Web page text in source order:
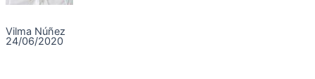
Vilma Núñez
24/06/2020